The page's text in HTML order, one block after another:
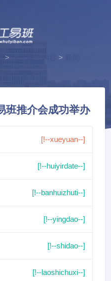
> >
班推介会成功举办
[!--xueyuan--]
[!--huiyirdate--]
[!--banhuizhuti--]
[!--yingdao--]
[!--shidao--]
[!--laoshichuxi--]